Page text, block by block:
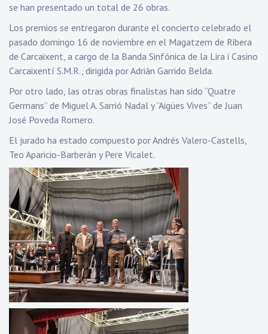
se han presentado un total de 26 obras.
Los premios se entregaron durante el concierto celebrado el
pasado domingo 16 de noviembre en el Magatzem de Ribera
de Carcaixent, a cargo de la Banda Sinfónica de la Lira i Casino
Carcaixentí S.M.R., dirigida por Adrián Garrido Belda.
Por otro lado, las otras obras finalistas han sido “Quatre
Germans” de Miguel A. Sarrió Nadal y “Aigües Vives” de Juan
José Poveda Romero.
El jurado ha estado compuesto por Andrés Valero-Castells,
Teo Aparicio-Barberán y Pere Vicalet.